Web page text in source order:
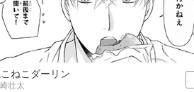
ねこダーリン
壮太